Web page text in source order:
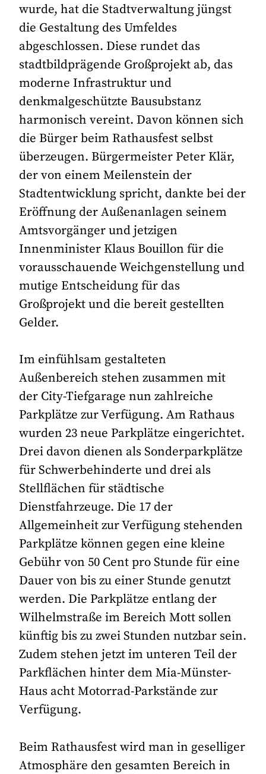
wurde, hat die Stadtverwaltung jüngst
die Gestaltung des Umfeldes
abgeschlossen. Diese rundet das
stadtbildprägende Großprojekt ab, das
moderne Infrastruktur und
denkmalgeschützte Bausubstanz
harmonisch vereint. Davon können sich
die Bürger beim Rathausfest selbst
überzeugen. Bürgermeister Peter Klär,
der von einem Meilenstein der
Stadtentwicklung spricht, dankte bei der
Eröffnung der Außenanlagen seinem
Amtsvorgänger und jetzigen
Innenminister Klaus Bouillon für die
vorausschauende Weichgenstellung und
mutige Entscheidung für das
Großprojekt und die bereit gestellten
Gelder.
Im einfühlsam gestalteten
Außenbereich stehen zusammen mit
der City-Tiefgarage nun zahlreiche
Parkplätze zur Verfügung. Am Rathaus
wurden 23 neue Parkplätze eingerichtet.
Drei davon dienen als Sonderparkplätze
für Schwerbehinderte und drei als
Stellflächen für städtische
Dienstfahrzeuge. Die 17 der
Allgemeinheit zur Verfügung stehenden
Parkplätze können gegen eine kleine
Gebühr von 50 Cent pro Stunde für eine
Dauer von bis zu einer Stunde genutzt
werden. Die Parkplätze entlang der
Wilhelmstraße im Bereich Mott sollen
künftig bis zu zwei Stunden nutzbar sein.
Zudem stehen jetzt im unteren Teil der
Parkflächen hinter dem Mia-Münster-
Haus acht Motorrad-Parkstände zur
Verfügung.
Beim Rathausfest wird man in geselliger
Atmosphäre den gesamten Bereich in